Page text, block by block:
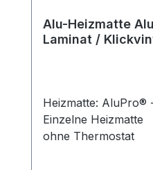
Alu-Heizmatte
Laminat /
Einzelne Heizmatte
ohne Thermostat